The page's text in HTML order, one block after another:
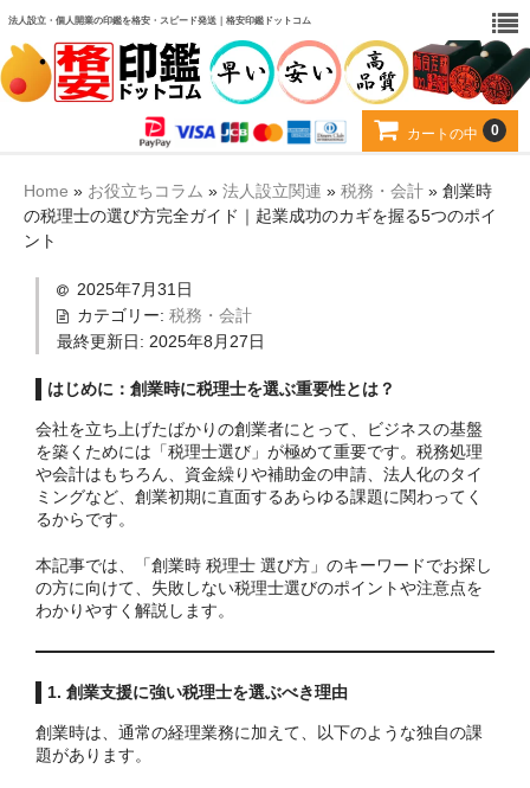
法人設立・個人開業の印鑑を格安・スピード発送｜格安印鑑ドットコム
カートの中 0
カート
お得なセット
印材から選ぶ
用途から選ぶ
当店について
お客様の声
よくある質問
Home » お役立ちコラム » 法人設立関連 » 税務・会計 » 創業時
の税理士の選び方完全ガイド｜起業成功のカギを握る5つのポイ
ント
2025年7月31日
カテゴリー: 税務・会計
最終更新日: 2025年8月27日
はじめに：創業時に税理士を選ぶ重要性とは？
会社を立ち上げたばかりの創業者にとって、ビジネスの基盤
を築くためには「税理士選び」が極めて重要です。税務処理
や会計はもちろん、資金繰りや補助金の申請、法人化のタイ
ミングなど、創業初期に直面するあらゆる課題に関わってく
るからです。
本記事では、「創業時 税理士 選び方」のキーワードでお探し
の方に向けて、失敗しない税理士選びのポイントや注意点を
わかりやすく解説します。
1. 創業支援に強い税理士を選ぶべき理由
創業時は、通常の経理業務に加えて、以下のような独自の課
題があります。